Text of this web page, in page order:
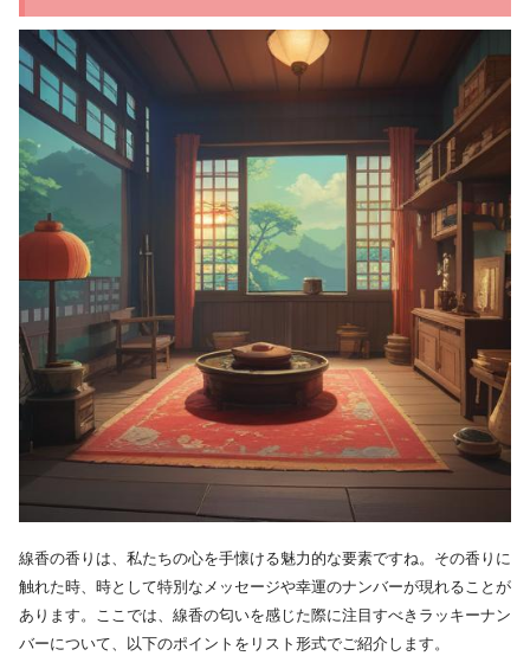
線香の香りは、私たちの心を手懐ける魅力的な要素ですね。その香りに
触れた時、時として特別なメッセージや幸運のナンバーが現れることが
あります。ここでは、線香の匂いを感じた際に注目すべきラッキーナン
バーについて、以下のポイントをリスト形式でご紹介します。